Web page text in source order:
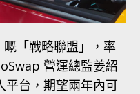
「戰略聯盟」，率
營運總監姜紹
平台，期望兩年內可